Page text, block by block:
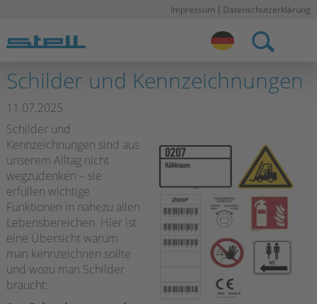
Stell DE
Impressum Datenschutzerklärung
Schilder und Kennzeichnungen
11.07.2025
Schilder und
Kennzeichnungen sind aus
unserem Alltag nicht
wegzudenken – sie
erfüllen wichtige
Funktionen in nahezu allen
Lebensbereichen. Hier ist
eine Übersicht warum
man kennzeichnen sollte
und wozu man Schilder
braucht: